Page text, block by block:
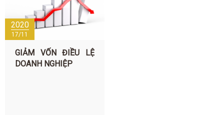
2020
17/11
GIẢM VỐN ĐIỀU LỆ
DOANH NGHIỆP